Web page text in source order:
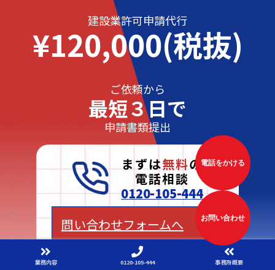
電話をかける
お問い合わせ
建設業許可申請代行
¥120,000(税抜)
ご依頼から
最短３日で
申請書類提出
まずは無料の
電話相談
0120-105-444
問い合わせフォームへ
業務内容 0120-105-444 事務所概要